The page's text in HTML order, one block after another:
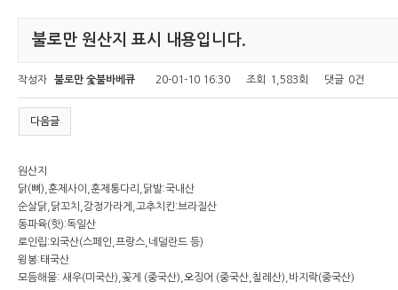
불로만 원산지 표시 내용입니다.
작성자 불로만 숯불바베큐 20-01-10 16:30 조회 1,583회 댓글 0건
다음글
원산지
닭(뼈),훈제사이,훈제통다리,닭발:국내산
순살닭,닭꼬치,강정가라게,고추치킨:브라질산
동파육(핫):독일산
로인립:외국산(스페인,프랑스,네덜란드 등)
윙봉:태국산
모듬해물: 새우(미국산),꽃게 (중국산),오징어 (중국산,칠레산),바지락(중국산)